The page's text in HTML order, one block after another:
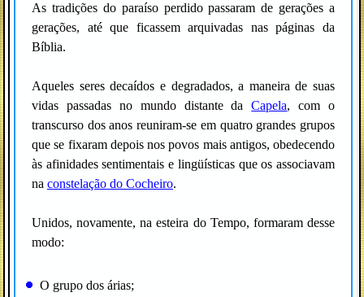
As tradições do paraíso perdido passaram de gerações a
gerações, até que ficassem arquivadas nas páginas da
Bíblia.
Aqueles seres decaídos e degradados, a maneira de suas
vidas passadas no mundo distante daCapela, com o
transcurso dos anos reuniram-se em quatro grandes grupos
que se fixaram depois nos povos mais antigos, obedecendo
às afinidades sentimentais e lingüísticas que os associavam
na constelação do Cocheiro.
Unidos, novamente, na esteira do Tempo, formaram desse
modo:
O grupo dos árias;